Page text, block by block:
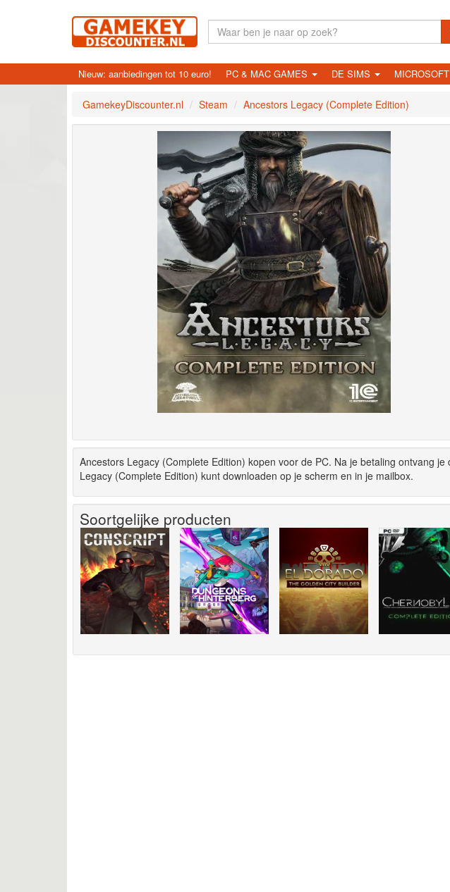
Nieuw: aanbiedingen tot 10 euro! PC & MAC GAMES DE SIMS MICROSOFT
GamekeyDiscounter.nl Steam Ancestors Legacy (Complete Edition)
Ancestors Legacy (Complete Edition) kopen voor de PC. Na je betaling ontvang
Legacy (Complete Edition) kunt downloaden op je scherm en in je mailbox.
Soortgelijke producten